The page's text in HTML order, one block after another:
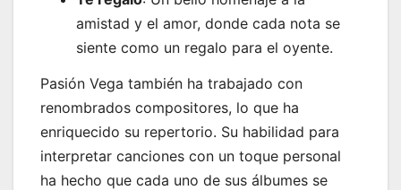
amistad y el amor, donde cada nota se
siente como un regalo para el oyente.
Pasión Vega también ha trabajado con
renombrados compositores, lo que ha
enriquecido su repertorio. Su habilidad para
interpretar canciones con un toque personal
ha hecho que cada uno de sus álbumes se